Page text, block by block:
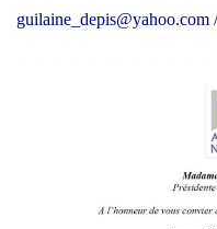
guilaine_depis@yahoo.com